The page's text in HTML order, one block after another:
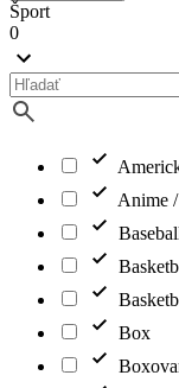
Šport
0
Anime
Box